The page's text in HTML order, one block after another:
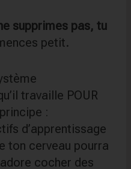
supprimes pas, tu
petit.
travaille POUR
:
d’apprentissage
ton cerveau pourra
cocher des